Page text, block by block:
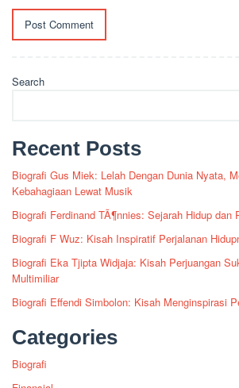
Search
Recent Posts
Biografi Gus Miek: Lelah Dengan Dunia Nyata,
Kebahagiaan Lewat Musik
Biografi Ferdinand TÃ¶nnies: Sejarah Hidup dan
Biografi F Wuz: Kisah Inspiratif Perjalanan
Biografi Eka Tjipta Widjaja: Kisah Perjuangan
Multimiliar
Biografi Effendi Simbolon: Kisah Menginspirasi
Categories
Biografi